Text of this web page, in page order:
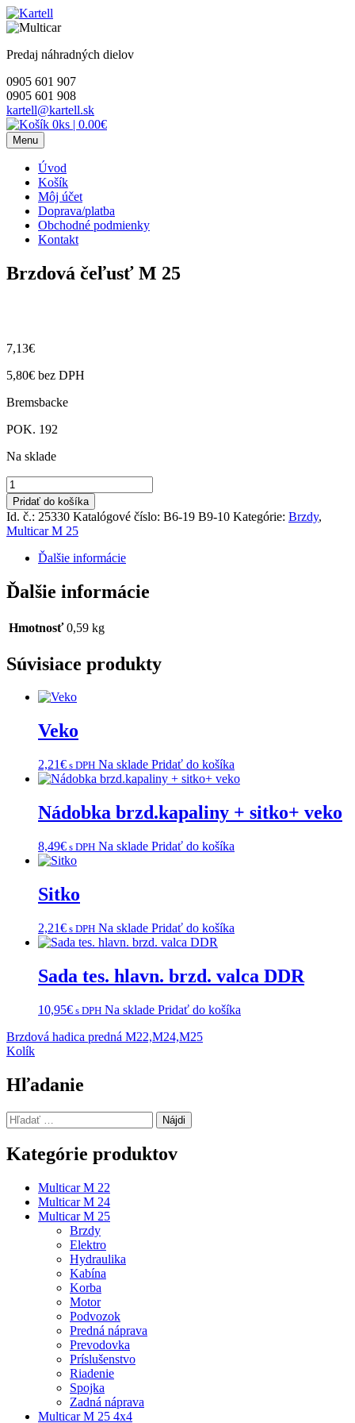
Skip
to
Predaj náhradných dielov
0905 601 907
0905 601 908
kartell@kartell.sk
0ks | 0.00€
Menu
Úvod
Košík
Môj účet
Doprava/platba
Obchodné podmienky
Kontakt
Brzdová čeľusť M 25
7,13€
5,80€ bez DPH
Bremsbacke
POK. 192
Na sklade
množstvo
Brzdová
čeľusť
M
25
Pridať do košíka
Id. č.: 25330 Katalógové číslo: B6-19 B9-10 Kategórie: Brzdy,
Multicar M 25
Ďalšie informácie
Ďalšie informácie
Hmotnosť 0,59 kg
Súvisiace produkty
Veko
2,21€ s DPH Na sklade Pridať do košíka
Nádobka brzd.kapaliny + sitko+ veko
8,49€ s DPH Na sklade Pridať do košíka
Sitko
2,21€ s DPH Na sklade Pridať do košíka
Sada tes. hlavn. brzd. valca DDR
10,95€ s DPH Na sklade Pridať do košíka
Navigácia
v
článku
Brzdová hadica predná M22,M24,M25
Kolík
Hľadanie
Hľadať:
Kategórie produktov
Multicar M 22
Multicar M 24
Multicar M 25
Brzdy
Elektro
Hydraulika
Kabína
Korba
Motor
Podvozok
Predná náprava
Prevodovka
Príslušenstvo
Riadenie
Spojka
Zadná náprava
Multicar M 25 4x4